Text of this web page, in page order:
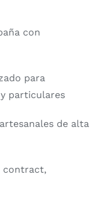
con
para
particulares
de alta
contract,